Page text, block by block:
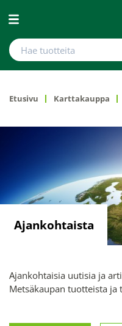
Avaa valikko
Hae tuotteita
Etusivu Karttakauppa
Ajankohtaista
Ajankohtaisia uutisia ja
Metsäkaupan tuotteista ja